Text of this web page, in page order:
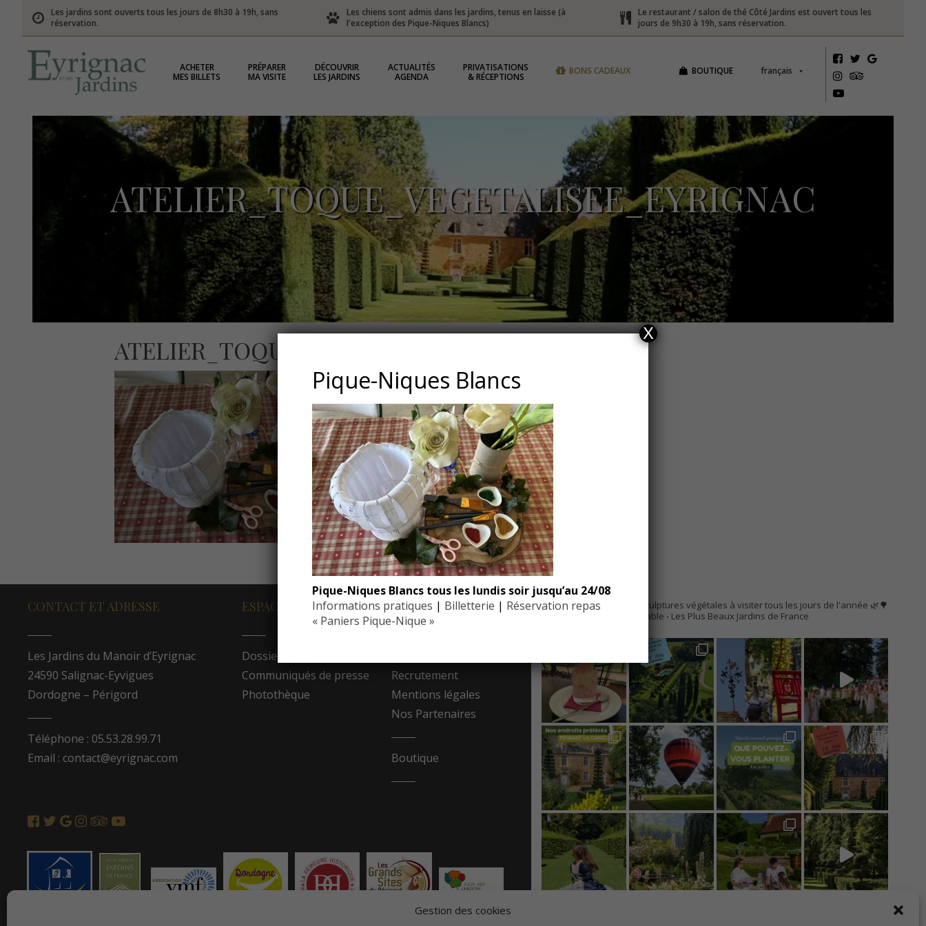
Gestion des cookies
Les jardins sont ouverts tous les jours de 8h30 à 19h, sans
réservation.
Les chiens sont admis dans les jardins, tenus en laisse (à
l'exception des Pique-Niques Blancs)
Le restaurant / salon de thé Côté Jardins est ouvert tous les
jours de 9h30 à 19h, sans réservation.
ACHETER
MES BILLETS
PRÉPARER
MA VISITE
DÉCOUVRIR
LES JARDINS
ACTUALITÉS
AGENDA
PRIVATISATIONS
& RÉCEPTIONS
français
BOUTIQUE
BONS CADEAUX
ATELIER_TOQUE_VEGETALISEE_EYRIGNAC
ATELIER_TOQUE_VEGETALISEE_EYRIGNAC
CONTACT ET ADRESSE
Les Jardins du Manoir d’Eyrignac
24590 Salignac-Eyvigues
Dordogne – Périgord
Téléphone : 05.53.28.99.71
Email : contact@eyrignac.com
ESPACE PRESSE
Dossier de presse
Communiqués de presse
Photothèque
Recrutement
Mentions légales
Nos Partenaires
Boutique
EYRIGNAC
10 hectares de sculptures végétales à visiter tous les jours de l'année 🌿🌳
- Jardin Remarquable- Les Plus Beaux Jardins de France
Pique-Niques Blancs
Pique-Niques Blancs tous les lundis soir jusqu’au 24/08
Informations pratiques | Billetterie | Réservation repas
« Paniers Pique-Nique »
X